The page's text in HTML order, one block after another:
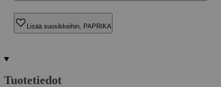
Lisää suosikkeihin, PAPRIKA
Tuotetiedot